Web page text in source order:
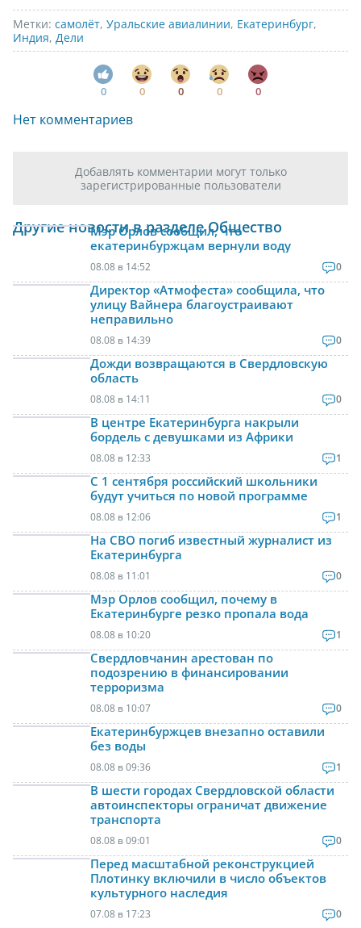
Метки: самолёт, Уральские авиалинии, Екатеринбург,
Индия, Дели
0 0 0 0 0
Нет комментариев
Добавлять комментарии могут только
зарегистрированные пользователи
Другие новости в разделе Общество
Мэр Орлов сообщил, что
екатеринбуржцам вернули воду
08.08 в 14:52 0
Директор «Атмофеста» сообщила, что
улицу Вайнера благоустраивают
неправильно
08.08 в 14:39 0
Дожди возвращаются в Свердловскую
область
08.08 в 14:11 0
В центре Екатеринбурга накрыли
бордель с девушками из Африки
08.08 в 12:33 1
С 1 сентября российский школьники
будут учиться по новой программе
08.08 в 12:06 1
На СВО погиб известный журналист из
Екатеринбурга
08.08 в 11:01 0
Мэр Орлов сообщил, почему в
Екатеринбурге резко пропала вода
08.08 в 10:20 1
Свердловчанин арестован по
подозрению в финансировании
терроризма
08.08 в 10:07 0
Екатеринбуржцев внезапно оставили
без воды
08.08 в 09:36 1
В шести городах Свердловской области
автоинспекторы ограничат движение
транспорта
08.08 в 09:01 0
Перед масштабной реконструкцией
Плотинку включили в число объектов
культурного наследия
07.08 в 17:23 0